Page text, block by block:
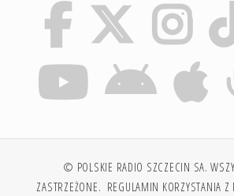
© POLSKIE RADIO SZCZECIN SA.
ZASTRZEŻONE. REGULAMIN KORZYSTANIA Z